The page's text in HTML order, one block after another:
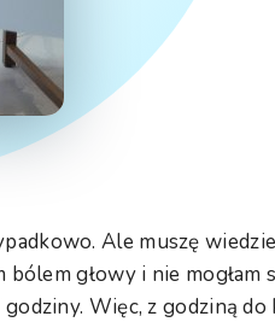
Ale muszę
bólem głowy i nie mogłam
Więc, z godziną do